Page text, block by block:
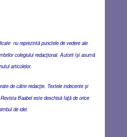
nu reprezintă punctele de vedere ale
colegiului redacţional. Autorii îşi asumă
articolelor.
de către redacţie. Textele indecente şi
Baabel este deschisă faţă de orice
de idei.